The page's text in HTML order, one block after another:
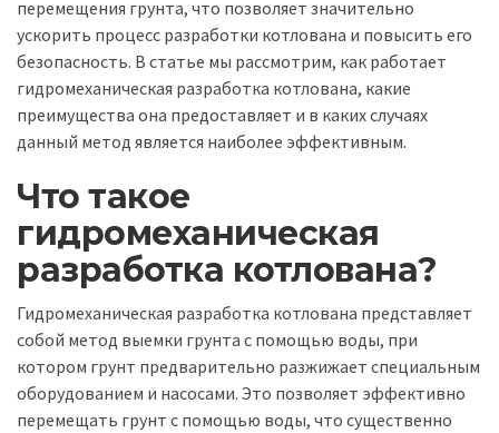
перемещения грунта, что позволяет значительно
ускорить процесс разработки котлована и повысить его
безопасность. В статье мы рассмотрим, как работает
гидромеханическая разработка котлована, какие
преимущества она предоставляет и в каких случаях
данный метод является наиболее эффективным.
Что такое
гидромеханическая
разработка котлована?
Гидромеханическая разработка котлована представляет
собой метод выемки грунта с помощью воды, при
котором грунт предварительно разжижает специальным
оборудованием и насосами. Это позволяет эффективно
перемещать грунт с помощью воды, что существенно